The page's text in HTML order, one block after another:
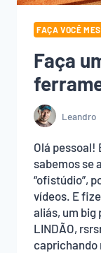
FAÇA VOCÊ
Faça
Leandro
Olá pessoal!
sabemos se
“ofistúdio”,
vídeos. E
aliás, um
LINDÃO,
caprichando